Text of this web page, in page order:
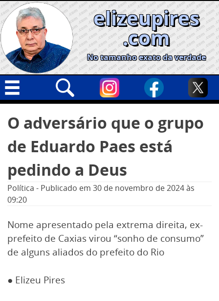
Skip
to
content
elizeupires
.com
No tamanho exato da verdade
Geral
Cidades
Política
Nacional
Opinião
por:
O adversário que o grupo
de Eduardo Paes está
pedindo a Deus
Política - Publicado em 30 de novembro de 2024às
09:20
Nome apresentado pela extrema direita, ex-
prefeito de Caxias virou “sonho de consumo”
de alguns aliados do prefeito do Rio
● Elizeu Pires